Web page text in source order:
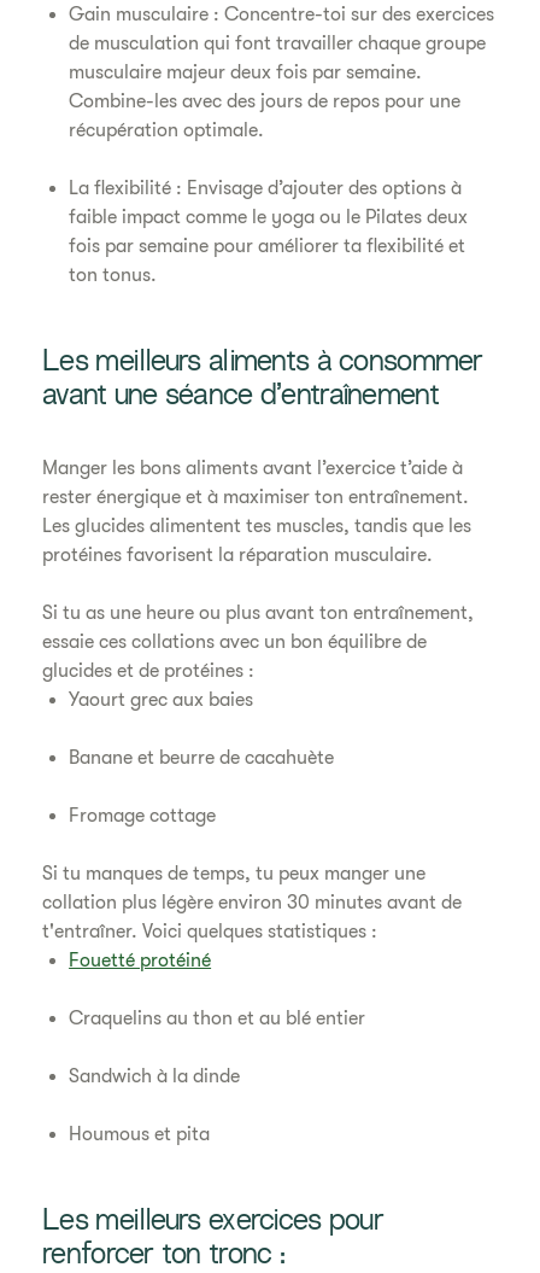
Gain musculaire : Concentre-toi sur des exercices
de musculation qui font travailler chaque groupe
musculaire majeur deux fois par semaine.
Combine-les avec des jours de repos pour une
récupération optimale.
La flexibilité : Envisage d’ajouter des options à
faible impact comme le yoga ou le Pilates deux
fois par semaine pour améliorer ta flexibilité et
ton tonus.
Les meilleurs aliments à consommer
avant une séance d’entraînement
Manger les bons aliments avant l’exercice t’aide à
rester énergique et à maximiser ton entraînement.
Les glucides alimentent tes muscles, tandis que les
protéines favorisent la réparation musculaire.
Si tu as une heure ou plus avant ton entraînement,
essaie ces collations avec un bon équilibre de
glucides et de protéines :
Yaourt grec aux baies
Banane et beurre de cacahuète
Fromage cottage
Si tu manques de temps, tu peux manger une
collation plus légère environ 30 minutes avant de
t'entraîner. Voici quelques statistiques :
Fouetté protéiné
Craquelins au thon et au blé entier
Sandwich à la dinde
Houmous et pita
Les meilleurs exercices pour
renforcer ton tronc :